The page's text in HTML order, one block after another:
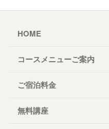
HOME
コースメニューご案内
ご宿泊料金
無料講座